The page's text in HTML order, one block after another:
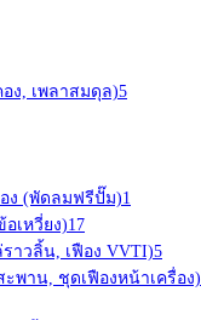
ง, เพลาสมดุล)5
ง (พัดลมฟรีปั๊ม)1
อเหวี่ยง)17
าวลิ้น, เฟือง VVTI)5
ะพาน, ชุดเฟืองหน้าเครื่อง)